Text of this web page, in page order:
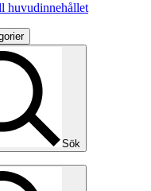
huvudinnehållet
Sök